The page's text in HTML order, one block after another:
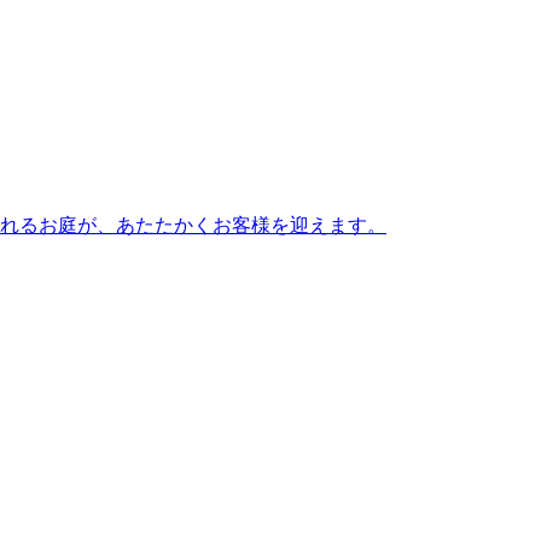
るお庭が、あたたかくお客様を迎えます。